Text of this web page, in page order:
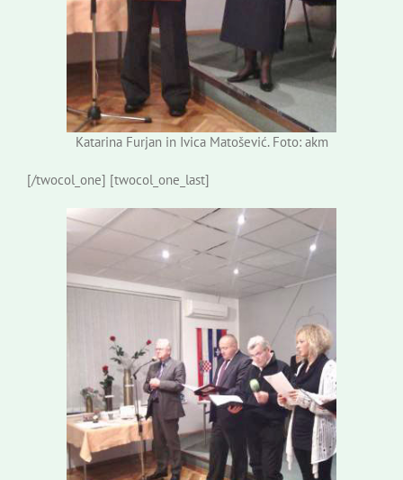
Katarina Furjan in Ivica Matošević. Foto: akm
[/twocol_one] [twocol_one_last]